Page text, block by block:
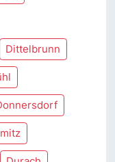
Dittelbrunn